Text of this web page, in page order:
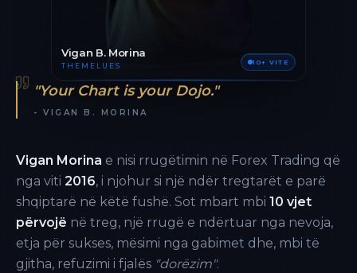
Vigan B. Morina
THEMELUES 10+ VITE
"Your Chart is your Dojo."
- VIGAN B. MORINA
Vigan Morina e nisi rrugëtimin në Forex Trading që
nga viti 2016, i njohur si një ndër tregtarët e parë
shqiptarë në këtë fushë. Sot mbart mbi 10 vjet
përvojë në treg, një rrugë e ndërtuar nga nevoja,
etja për sukses, mësimi nga gabimet dhe, mbi të
gjitha, refuzimi i fjalës "dorëzim".